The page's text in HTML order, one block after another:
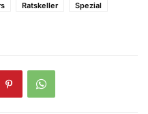
Ratskeller
Spezial